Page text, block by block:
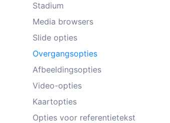
Stadium
Media browsers
Slide opties
Overgangsopties
Afbeeldingsopties
Video-opties
Kaartopties
Opties voor referentietekst